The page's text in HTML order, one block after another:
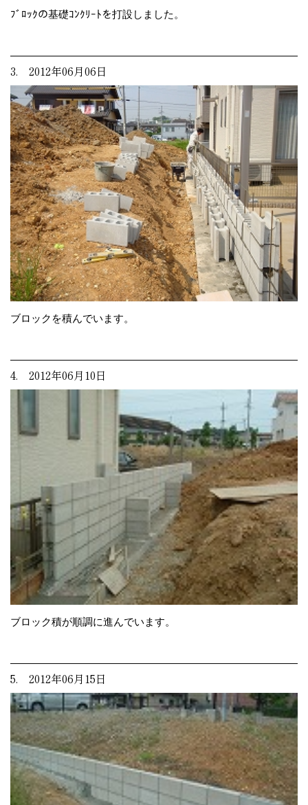
ﾌﾞﾛｯｸの基礎ｺﾝｸﾘｰﾄを打設しました。
3. 2012年06月06日
ブロックを積んでいます。
4. 2012年06月10日
ブロック積が順調に進んでいます。
5. 2012年06月15日